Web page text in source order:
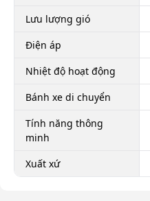
Lưu lượng gió
Điện áp
Nhiệt độ hoạt động
Bánh xe di chuyển
Tính năng thông
minh
Xuất xứ